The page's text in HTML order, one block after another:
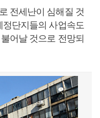
전세난이 심해질 것
정단지들의 사업속도
어날 것으로 전망되